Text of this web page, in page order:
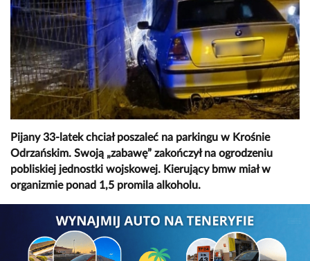
Pijany 33-latek chciał poszaleć na parkingu w Krośnie
Odrzańskim. Swoją „zabawę” zakończył na ogrodzeniu
pobliskiej jednostki wojskowej. Kierujący bmw miał w
organizmie ponad 1,5 promila alkoholu.